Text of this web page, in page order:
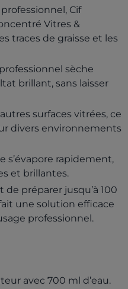
Cif
Vitres &
traces de graisse et les
sèche
brillant, sans laisser
surfaces vitrées, ce
divers environnements
s’évapore rapidement,
et brillantes.
préparer jusqu’à 100
une solution efficace
professionnel.
avec 700 ml d’eau.